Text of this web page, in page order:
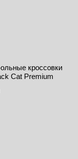
кроссовки
Cat Premium